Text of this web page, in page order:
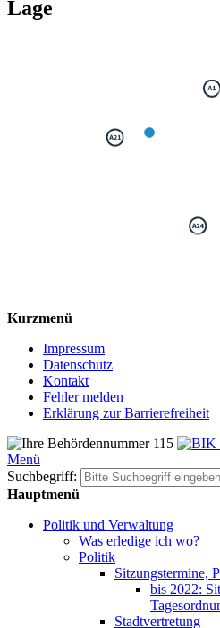
Lage
Kurzmenü
Impressum
Datenschutz
Kontakt
Fehler melden
Erklärung zur Barrierefreiheit
Menü
Suchbegriff:
Hauptmenü
Politik und Verwaltung
Was erledige ich wo?
Politik
Sitzungstermine,
bis 2022:
Stadtvertretung